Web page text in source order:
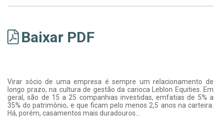
Baixar PDF
Virar sócio de uma empresa é sempre um relacionamento de
longo prazo, na cultura de gestão da carioca Leblon Equities. Em
geral, são de 15 a 25 companhias investidas, emfatias de 5% a
35% do patrimônio, e que ficam pelo menos 2,5 anos na carteira.
Há, porém, casamentos mais duradouros…